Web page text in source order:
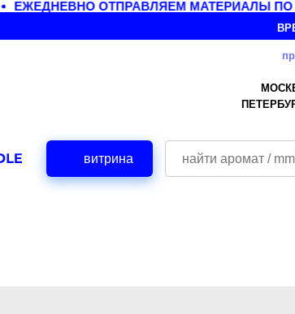
ЕЖЕДНЕВНО ОТПРАВЛЯЕМ МАТЕРИАЛЫ ПО
витрина